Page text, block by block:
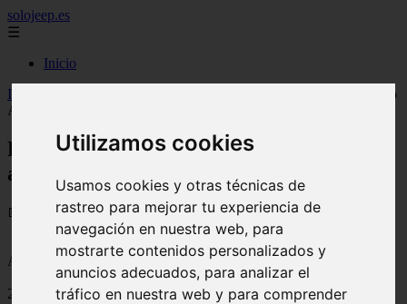
Utilizamos cookies
Usamos cookies y otras técnicas de
rastreo para mejorar tu experiencia de
navegación en nuestra web, para
mostrarte contenidos personalizados y
anuncios adecuados, para analizar el
tráfico en nuestra web y para comprender
solojeep.es
☰
Inicio
Inicio
Promoción por contratar un seguro de auto en Grupo
Afirme
Promoción por contratar un seguro de
auto en Grupo Afirme
📅 10/08/2025
Aseguradoras
2012-06-29